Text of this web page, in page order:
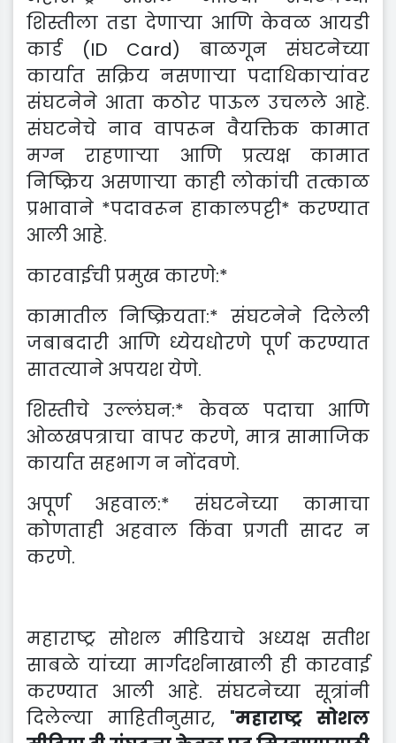
शिस्तीला तडा देणाऱ्या आणि केवळ आयडी
कार्ड (ID Card) बाळगून संघटनेच्या
कार्यात सक्रिय नसणाऱ्या पदाधिकाऱ्यांवर
संघटनेने आता कठोर पाऊल उचलले आहे.
संघटनेचे नाव वापरून वैयक्तिक कामात
मग्न राहणाऱ्या आणि प्रत्यक्ष कामात
निष्क्रिय असणाऱ्या काही लोकांची तत्काळ
प्रभावाने *पदावरून हाकालपट्टी* करण्यात
आली आहे.
कारवाईची प्रमुख कारणे:*
कामातील निष्क्रियता:* संघटनेने दिलेली
जबाबदारी आणि ध्येयधोरणे पूर्ण करण्यात
सातत्याने अपयश येणे.
शिस्तीचे उल्लंघन:* केवळ पदाचा आणि
ओळखपत्राचा वापर करणे, मात्र सामाजिक
कार्यात सहभाग न नोंदवणे.
अपूर्ण अहवाल:* संघटनेच्या कामाचा
कोणताही अहवाल किंवा प्रगती सादर न
करणे.
महाराष्ट्र सोशल मीडियाचे अध्यक्ष सतीश
साबळे यांच्या मार्गदर्शनाखाली ही कारवाई
करण्यात आली आहे. संघटनेच्या सूत्रांनी
दिलेल्या माहितीनुसार, "महाराष्ट्र सोशल